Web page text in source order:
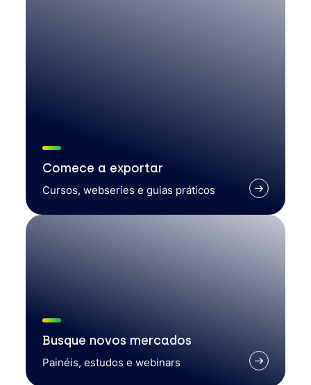
Comece a exportar
Cursos, webseries e guias práticos
Busque novos mercados
Painéis, estudos e webinars